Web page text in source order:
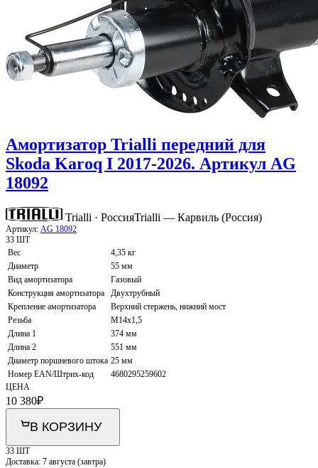
Амортизатор Trialli передний для
Skoda Karoq I 2017-2026. Артикул AG
18092
Trialli · РоссияTrialli — Карвиль (Россия)
Артикул: AG 18092
33 ШТ
Вес
4,35 кг
Диаметр
55 мм
Вид амортизатора
Газовый
Конструкция амортизатора
Двухтрубный
Крепление амортизатора
Верхний стержень, нижний мост
Резьба
M14x1,5
Длина 1
374 мм
Длина 2
551 мм
Диаметр поршневого штока 25 мм
Номер EAN/Штрих-код
4680295259602
ЦЕНА
10 380₽
В КОРЗИНУ
33 ШТ
Доставка: 7 августа (завтра)